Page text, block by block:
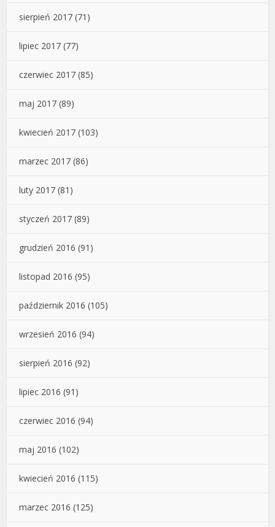
sierpień 2017 (71)
lipiec 2017 (77)
czerwiec 2017 (85)
maj 2017 (89)
kwiecień 2017 (103)
marzec 2017 (86)
luty 2017 (81)
styczeń 2017 (89)
grudzień 2016 (91)
listopad 2016 (95)
październik 2016 (105)
wrzesień 2016 (94)
sierpień 2016 (92)
lipiec 2016 (91)
czerwiec 2016 (94)
maj 2016 (102)
kwiecień 2016 (115)
marzec 2016 (125)